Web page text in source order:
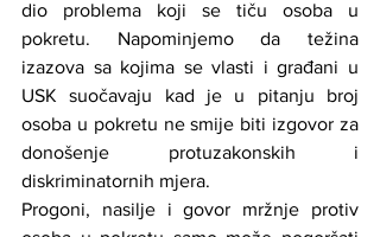
dio problema koji se tiču osoba u
pokretu. Napominjemo da težina
izazova sa kojima se vlasti i građani u
USK suočavaju kad je u pitanju broj
osoba u pokretu ne smije biti izgovor za
donošenje protuzakonskih i
diskriminatornih mjera.
Progoni, nasilje i govor mržnje protiv